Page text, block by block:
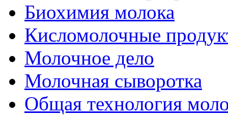
Биохимия молока
Кисломолочные
Молочное дело
Молочная сыворотка
Общая технология